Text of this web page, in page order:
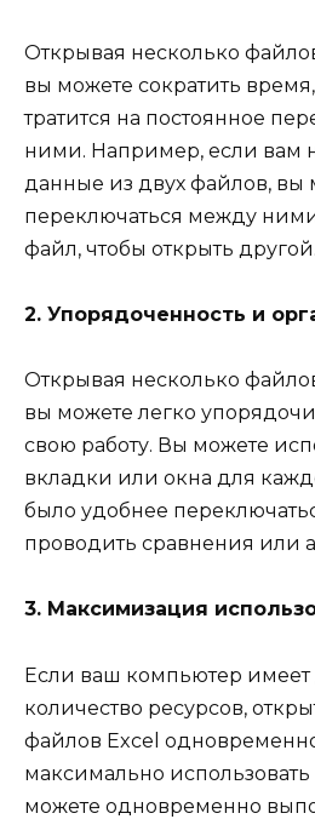
Открывая несколько
вы можете сократить
тратится на постоянное
ними. Например, если вам
данные из двух файлов, вы
переключаться между
файл, чтобы открыть другой.
2. Упорядоченность и
Открывая несколько
вы можете легко
свою работу. Вы можете
вкладки или окна для
было удобнее
проводить сравнения или
3. Максимизация
Если ваш компьютер имеет
количество ресурсов,
файлов Excel
максимально
можете одновременно